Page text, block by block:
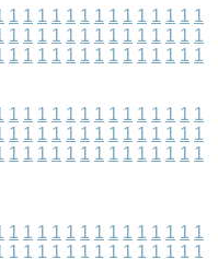
1 1 1 1 1 1 1 1 1 1 1 1 1 1
1 1 1 1 1 1 1 1 1 1 1 1 1 1
1 1 1 1 1 1 1 1 1 1 1 1 1 1
1 1 1 1 1 1 1 1 1 1 1 1 1 1
1 1 1 1 1 1 1 1 1 1 1 1 1 1
1 1 1 1 1 1 1 1 1 1 1 1 1 1
1 1 1 1 1 1 1 1 1 1 1 1 1 1
1 1 1 1 1 1 1 1 1 1 1 1 1 1